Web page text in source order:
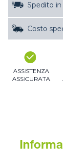
Spedito in
Costo
ASSISTENZA
ASSICURATA